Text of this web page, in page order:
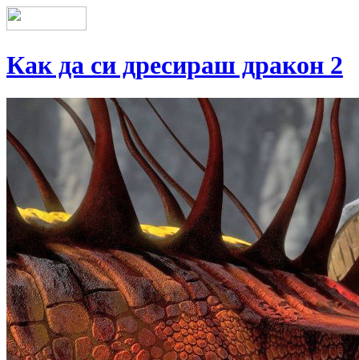
Как да си дресираш дракон 2